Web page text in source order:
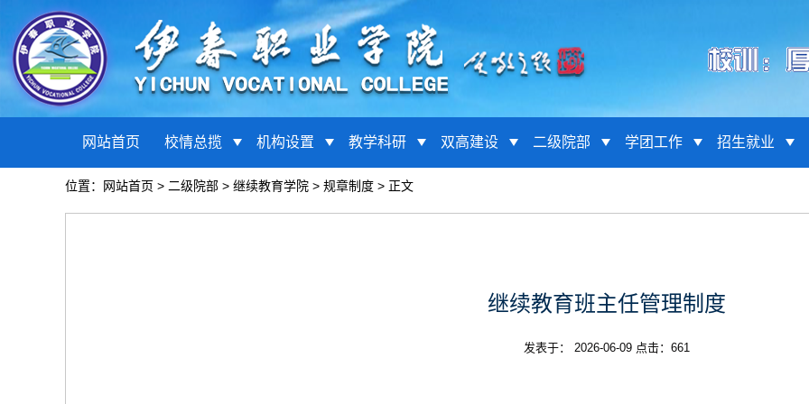
网站首页 校情总揽 机构设置 教学科研 双高建设 二级院部 学团工作 招生就业
位置： 网站首页 > 二级院部 > 继续教育学院 > 规章制度 > 正文
继续教育班主任管理制度
发表于： 2026-06-09 点击： 661